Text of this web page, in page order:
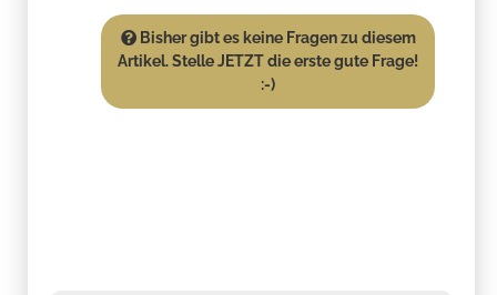
Bisher gibt es keine Fragen zu diesem
Artikel. Stelle JETZT die erste gute Frage!
:-)